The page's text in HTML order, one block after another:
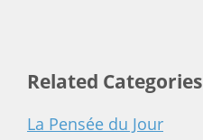
Related Categories
La Pensée du Jour